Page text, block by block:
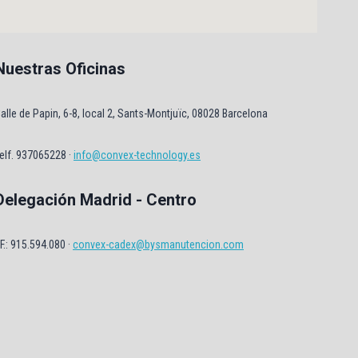
Oficinas
de Papin, 6-8, local 2, Sants-Montjuïc, 08028 Barcelona
937065228 · info@convex-technology.es
Madrid - Centro
915.594.080 · convex-cadex@bysmanutencion.com